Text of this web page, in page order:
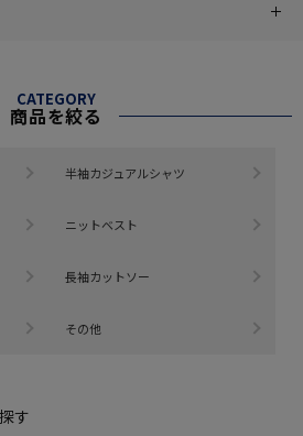
CATEGORY
商品を絞る
半袖カジュアルシャツ
ニットベスト
長袖カットソー
その他
す